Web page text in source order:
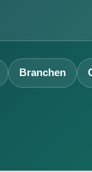
Branchen